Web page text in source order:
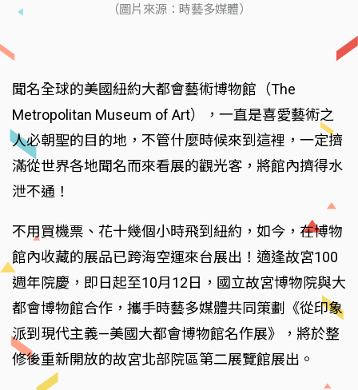
（圖片來源：時藝多媒體）
聞名全球的美國紐約大都會藝術博物館（The
Metropolitan Museum of Art），一直是喜愛藝術之
人必朝聖的目的地，不管什麼時候來到這裡，一定擠
滿從世界各地聞名而來看展的觀光客，將館內擠得水
泄不通！
不用買機票、花十幾個小時飛到紐約，如今，在博物
館內收藏的展品已跨海空運來台展出！適逢故宮100
週年院慶，即日起至10月12日，國立故宮博物院與大
都會博物館合作，攜手時藝多媒體共同策劃《從印象
派到現代主義—美國大都會博物館名作展》，將於整
修後重新開放的故宮北部院區第二展覽館展出。